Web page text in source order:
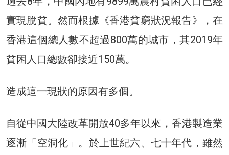
實現脫貧。然而根據《香港貧窮狀況報告》，在
香港這個總人數不超過800萬的城市，其2019年
貧困人口總數卻接近150萬。
造成這一現狀的原因有多個。
自從中國大陸改革開放40多年以來，香港製造業
逐漸「空洞化」。於上世紀六、七十年代，雖然